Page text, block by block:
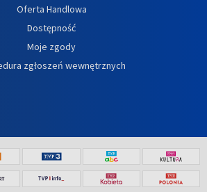
Oferta Handlowa
Dostępność
Moje zgody
zgłoszeń wewnętrznych